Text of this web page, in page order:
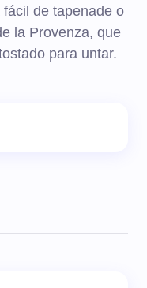
de tapenade o
la Provenza, que
para untar.